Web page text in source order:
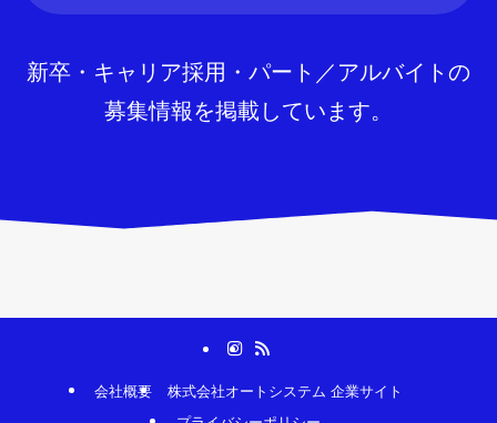
新卒・キャリア採用・パート／アルバイトの
募集情報を掲載しています。
会社概要
株式会社オートシステム 企業サイト